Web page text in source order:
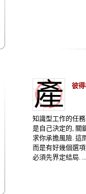
產 彼
知識型工作的任
是自己決定的, 關
求你承擔風險. 這
而是有好幾個選
必須先界定結局. ...